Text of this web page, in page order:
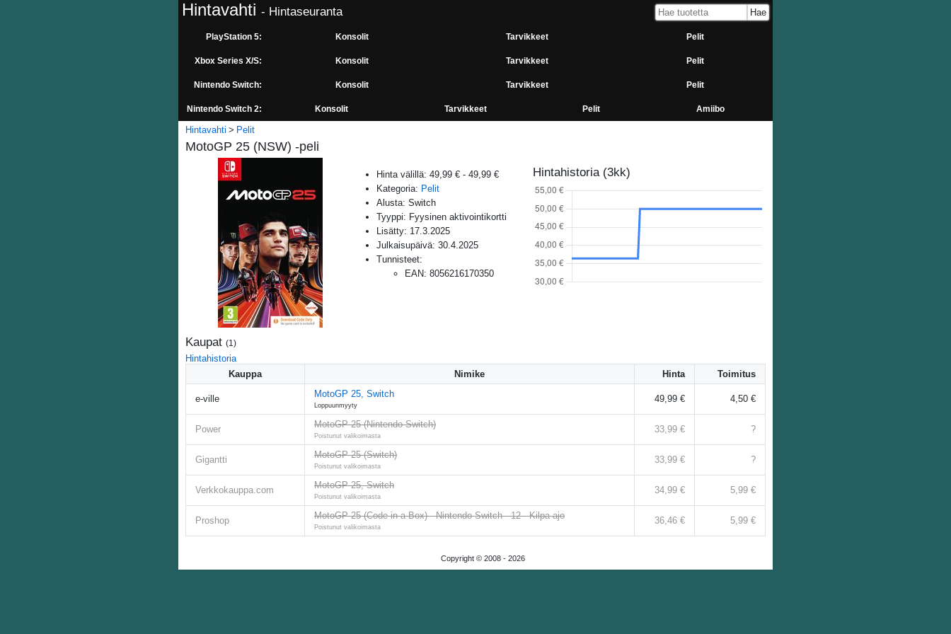
Hintavahti - Hintaseuranta
PlayStation 5: Konsolit Tarvikkeet Pelit
Xbox Series X/S: Konsolit Tarvikkeet Pelit
Nintendo Switch: Konsolit Tarvikkeet Pelit
Nintendo Switch 2: Konsolit Tarvikkeet Pelit Amiibo
Hintavahti Pelit
MotoGP 25 (NSW) -peli
Hinta välillä: 49,99 € - 49,99 €
Kategoria: Pelit
Alusta: Switch
Tyyppi: Fyysinen aktivointikortti
Lisätty: 17.3.2025
Julkaisupäivä: 30.4.2025
Tunnisteet:
EAN: 8056216170350
Hintahistoria (3kk)
Kaupat (1 )
Hintahistoria
Kauppa
Nimike Hinta Toimitus
e-ville MotoGP 25, Switch
Loppuunmyyty
49,99 € 4,50 €
Power MotoGP 25 (Nintendo Switch)
Poistunut valikoimasta
33,99 € ?
Gigantti MotoGP 25 (Switch)
Poistunut valikoimasta
33,99 € ?
Verkkokauppa.com MotoGP 25, Switch
Poistunut valikoimasta
34,99 € 5,99 €
Proshop MotoGP 25 (Code in a Box) - Nintendo Switch - 12 - Kilpa-ajo
Poistunut valikoimasta
36,46 € 5,99 €
Copyright © 2008 - 2026